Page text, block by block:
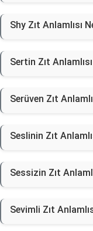
Shy Zıt Anlamlısı
Sertin Zıt
Serüven Zıt
Seslinin Zıt
Sessizin Zıt
Sevimli Zıt